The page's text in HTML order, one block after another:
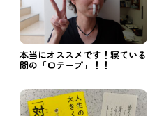
本当にオススメです！寝ている
間の「口テープ」！！